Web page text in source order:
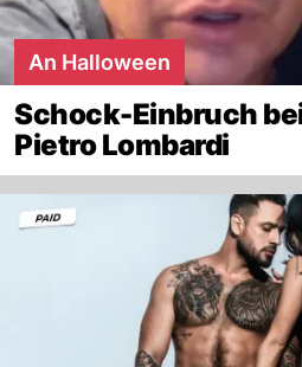
An Halloween
Schock-Einbruch
Pietro Lombardi